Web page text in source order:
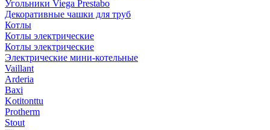
Угольники Viega Prestabo
Декоративные чашки для труб
Котлы
Котлы электрические
Котлы электрические
Электрические мини-котельные
Vaillant
Arderia
Baxi
Kotitonttu
Protherm
Stout